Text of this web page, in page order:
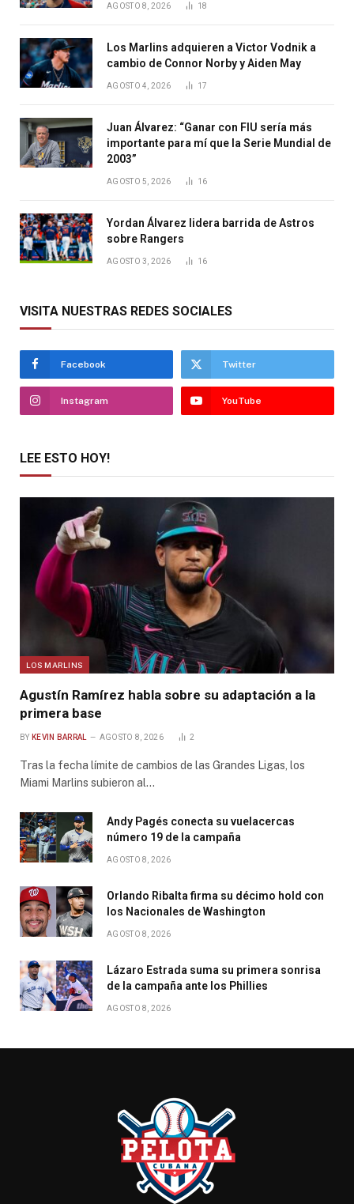
AGOSTO 8, 2026 18
Los Marlins adquieren a Victor Vodnik a
cambio de Connor Norby y Aiden May
AGOSTO 4, 2026 17
Juan Álvarez: “Ganar con FIU sería más
importante para mí que la Serie Mundial de
2003”
AGOSTO 5, 2026 16
Yordan Álvarez lidera barrida de Astros
sobre Rangers
AGOSTO 3, 2026 16
VISITA NUESTRAS REDES SOCIALES
Facebook Twitter
Instagram YouTube
LEE ESTO HOY!
LOS MARLINS
Agustín Ramírez habla sobre su adaptación a la
primera base
BY KEVIN BARRAL AGOSTO 8, 2026 2
Tras la fecha límite de cambios de las Grandes Ligas, los
Miami Marlins subieron al…
Andy Pagés conecta su vuelacercas
número 19 de la campaña
AGOSTO 8, 2026
Orlando Ribalta firma su décimo hold con
los Nacionales de Washington
AGOSTO 8, 2026
Lázaro Estrada suma su primera sonrisa
de la campaña ante los Phillies
AGOSTO 8, 2026